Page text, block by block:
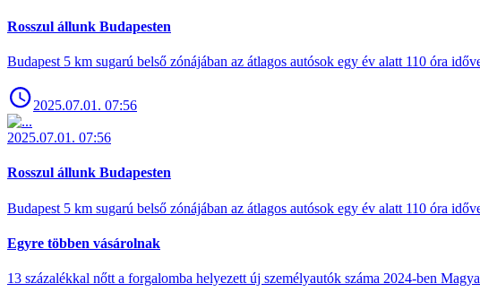
Rosszul állunk Budapesten
Budapest 5 km sugarú belső zónájában az átlagos autósok egy év alatt 110 óra
2025.07.01. 07:56
2025.07.01. 07:56
Rosszul állunk Budapesten
Budapest 5 km sugarú belső zónájában az átlagos autósok egy év alatt 110 óra
Egyre többen vásárolnak
13 százalékkal nőtt a forgalomba helyezett új személyautók száma 2024-ben